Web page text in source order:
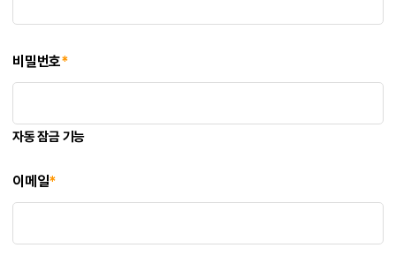
비밀번호*
자동 잠금 기능
이메일*